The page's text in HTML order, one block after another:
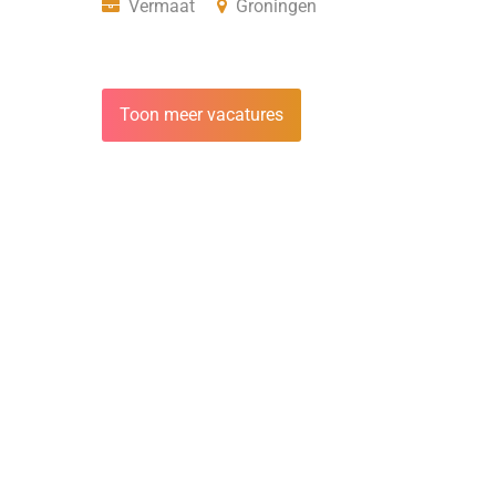
Vermaat
Groningen
Toon meer vacatures